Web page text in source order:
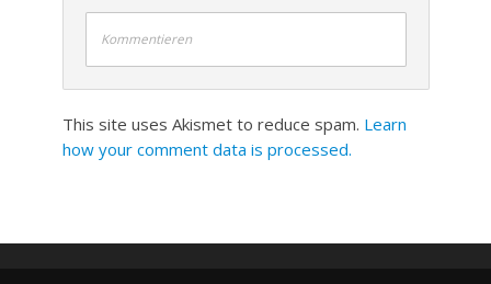
Kommentieren
This site uses Akismet to reduce spam. Learn
how your comment data is processed.